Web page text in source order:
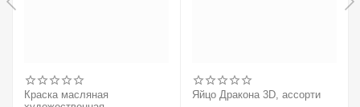
Краска масляная
Яйцо Дракона 3D, ассорти